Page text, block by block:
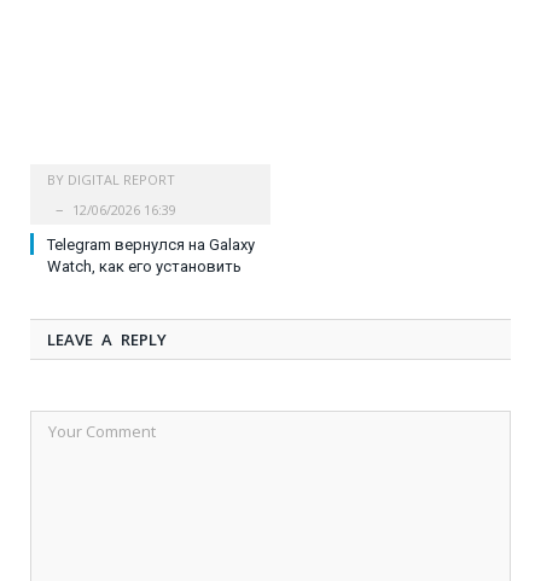
BY DIGITAL REPORT
12/06/2026 16:39
Telegram вернулся на Galaxy
Watch, как его установить
LEAVE A REPLY